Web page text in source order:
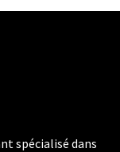
spécialisé dans